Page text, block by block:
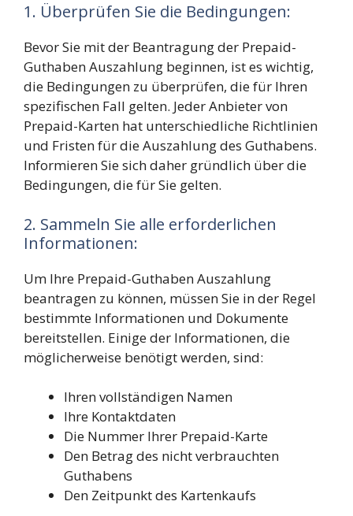
1. Überprüfen Sie die Bedingungen:
Bevor Sie mit der Beantragung der Prepaid-
Guthaben Auszahlung beginnen, ist es wichtig,
die Bedingungen zu überprüfen, die für Ihren
spezifischen Fall gelten. Jeder Anbieter von
Prepaid-Karten hat unterschiedliche Richtlinien
und Fristen für die Auszahlung des Guthabens.
Informieren Sie sich daher gründlich über die
Bedingungen, die für Sie gelten.
2. Sammeln Sie alle erforderlichen
Informationen:
Um Ihre Prepaid-Guthaben Auszahlung
beantragen zu können, müssen Sie in der Regel
bestimmte Informationen und Dokumente
bereitstellen. Einige der Informationen, die
möglicherweise benötigt werden, sind:
Ihren vollständigen Namen
Ihre Kontaktdaten
Die Nummer Ihrer Prepaid-Karte
Den Betrag des nicht verbrauchten
Guthabens
Den Zeitpunkt des Kartenkaufs